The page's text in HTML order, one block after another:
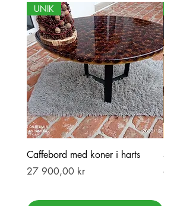
UNIK
Caffebord med koner i harts
Pris
27 900,00 kr
Stor
Pris
69